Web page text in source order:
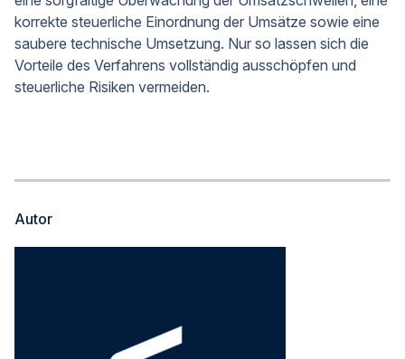
korrekte steuerliche Einordnung der Umsätze sowie eine
saubere technische Umsetzung. Nur so lassen sich die
Vorteile des Verfahrens vollständig ausschöpfen und
steuerliche Risiken vermeiden.
Autor